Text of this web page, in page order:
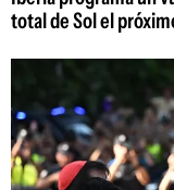
total de Sol el